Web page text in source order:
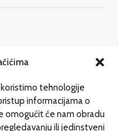
tehnologije
informacijama o
omogućit će nam obradu
ili jedinstveni